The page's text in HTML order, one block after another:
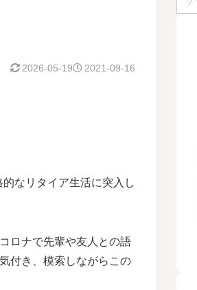
2021-09-16
2026-05-19
なリタイア生活に突入し
ロナで先輩や友人との語
付き、模索しながらこの